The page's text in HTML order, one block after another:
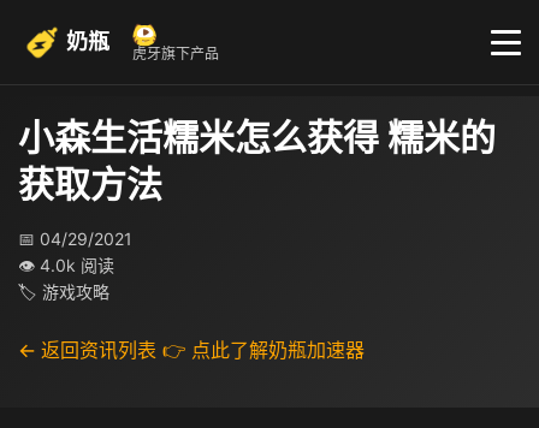
奶瓶 虎牙旗下产品
小森生活糯米怎么获得 糯米的
获取方法
📅 04/29/2021
👁 4.0k 阅读
🏷 游戏攻略
← 返回资讯列表 👉 点此了解奶瓶加速器